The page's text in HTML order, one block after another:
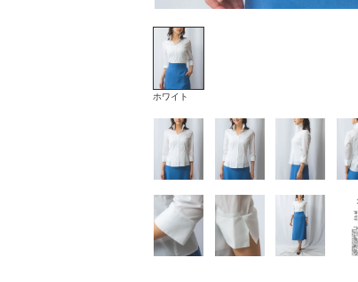
ホワイト